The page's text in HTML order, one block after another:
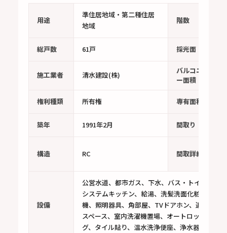
用途
準住居地域・第二種住居
地域
階数
総戸数 61戸 採光面
施工業者 清水建設(株)
バルコニ
ー面積
権利種類 所有権 専有面積
築年 1991年2月 間取り
構造 RC 間取詳細
設備
公営水道、都市ガス、下水、バス・トイレ別、
システムキッチン、給湯、洗髪洗面化粧台、宅
機、照明器具、角部屋、TVドアホン、追い焚き
スペース、室内洗濯機置場、オートロック、エ
グ、タイル貼り、温水洗浄便座、浄水器、食洗機